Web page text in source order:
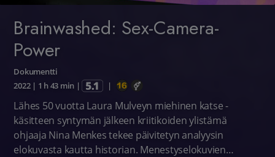
Brainwashed: Sex-Camera-
Power
Dokumentti
2022| 1 h 43 min | |
Lähes 50 vuotta Laura Mulveyn miehinen katse -
käsitteen syntymän jälkeen kriitikoiden ylistämä
ohjaaja Nina Menkes tekee päivitetyn analyysin
elokuvasta kautta historian. Menestyselokuvien